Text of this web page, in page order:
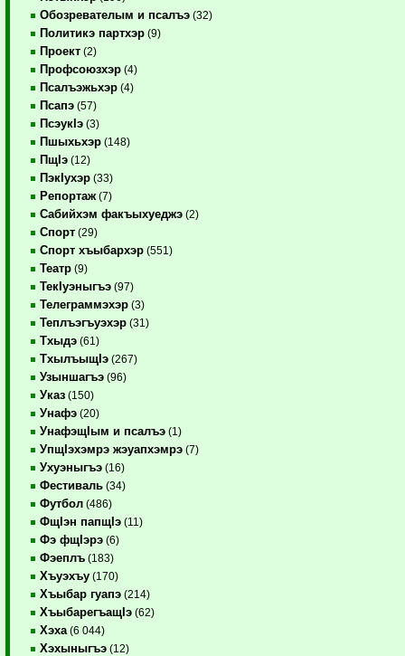
Обозревателым и псалъэ (32)
Политикэ партхэр (9)
Проект (2)
Профсоюзхэр (4)
Псалъэжьхэр (4)
Псапэ (57)
ПсэукIэ (3)
Пшыхьхэр (148)
ПщIэ (12)
ПэкIухэр (33)
Репортаж (7)
Сабийхэм факъыхуеджэ (2)
Спорт (29)
Спорт хъыбархэр (551)
Театр (9)
ТекIуэныгъэ (97)
Телеграммэхэр (3)
Теплъэгъуэхэр (31)
Тхыдэ (61)
ТхылъыщIэ (267)
Узыншагъэ (96)
Указ (150)
Унафэ (20)
УнафэщIым и псалъэ (1)
УпщIэхэмрэ жэуапхэмрэ (7)
Ухуэныгъэ (16)
Фестиваль (34)
Футбол (486)
ФщIэн папщIэ (11)
Фэ фщIэрэ (6)
Фэеплъ (183)
Хъуэхъу (170)
Хъыбар гуапэ (214)
ХъыбарегъащIэ (62)
Хэха (6 044)
Хэхыныгъэ (12)